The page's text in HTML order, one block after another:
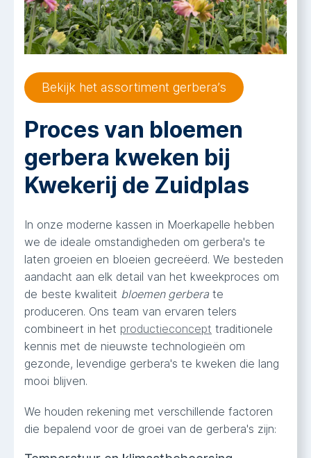
Bekijk het assortiment gerbera’s
Proces van bloemen
gerbera kweken bij
Kwekerij de Zuidplas
In onze moderne kassen in Moerkapelle hebben
we de ideale omstandigheden om gerbera's te
laten groeien en bloeien gecreëerd. We besteden
aandacht aan elk detail van het kweekproces om
de beste kwaliteit bloemen gerbera te
produceren. Ons team van ervaren telers
combineert in het productieconcept traditionele
kennis met de nieuwste technologieën om
gezonde, levendige gerbera's te kweken die lang
mooi blijven.
We houden rekening met verschillende factoren
die bepalend voor de groei van de gerbera's zijn: